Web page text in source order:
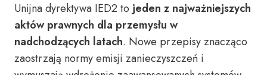
Unijna dyrektywa IED2 to jeden z najważniejszych
aktów prawnych dla przemysłu w
nadchodzących latach. Nowe przepisy znacząco
zaostrzają normy emisji zanieczyszczeń i